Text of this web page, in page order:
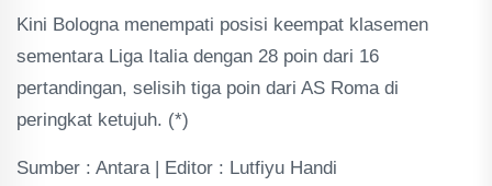
Kini Bologna menempati posisi keempat klasemen
sementara Liga Italia dengan 28 poin dari 16
pertandingan, selisih tiga poin dari AS Roma di
peringkat ketujuh. (*)
Sumber : Antara | Editor : Lutfiyu Handi